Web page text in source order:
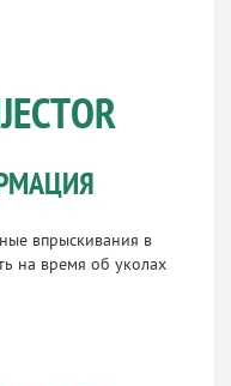
впрыскивания в
на время об уколах